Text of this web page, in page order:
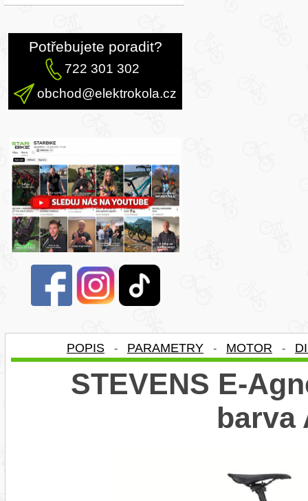
Potřebujete poradit?
722 301 302
obchod@elektrokola.cz
POPIS - PARAMETRY - MOTOR -
STEVENS E-
barva